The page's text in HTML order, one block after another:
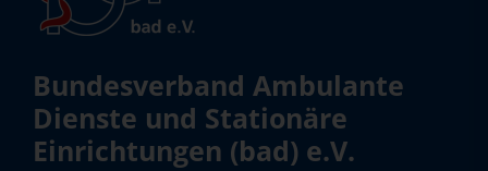
Bundesverband Ambulante
Dienste und Stationäre
Einrichtungen (bad) e.V.